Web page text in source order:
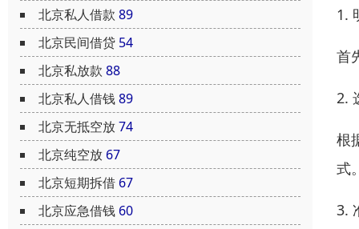
北京私人借款 89
北京民间借贷 54
北京私放款 88
北京私人借钱89
北京无抵空放74
北京纯空放 67
北京短期拆借 67
北京应急借钱 60
1.
首
2.
根
式
3.